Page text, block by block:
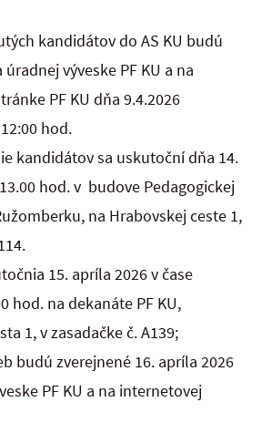
kandidátov do AS KU budú
výveske PF KU a na
PF KU dňa 9.4.2026
hod.
kandidátov sa uskutoční dňa 14.
hod. v budove Pedagogickej
na Hrabovskej ceste 1,
15. apríla 2026 v čase
hod. na dekanáte PF KU,
1, v zasadačke č. A139;
budú zverejnené 16. apríla 2026
PF KU a na internetovej